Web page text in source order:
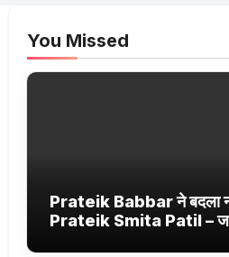
You Missed
Prateik Babbar ने बदला
Prateik Smita Patil –